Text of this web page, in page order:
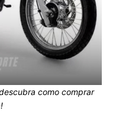
como comprar